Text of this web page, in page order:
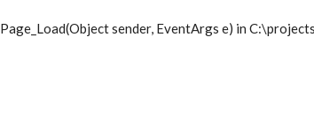
sender, EventArgs e) in